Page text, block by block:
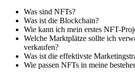
Was sind NFTs?
Was ist die Blockchain?
Wie kann ich mein erstes NFT-
Welche Marktplätze sollte ich
verkaufen?
Was ist die effektivste
Wie passen NFTs in meine